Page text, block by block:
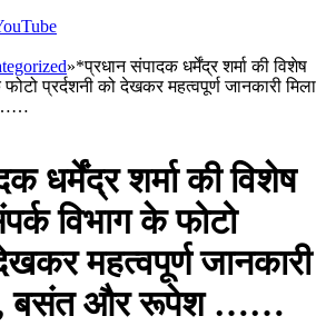
»*प्रधान संपादक धर्मेंद्र शर्मा की विशेष
प्रर्दशनी को देखकर महत्वपूर्ण जानकारी मिला
……
धर्मेंद्र शर्मा की विशेष
विभाग के फोटो
महत्वपूर्ण जानकारी
बसंत और रूपेश ……